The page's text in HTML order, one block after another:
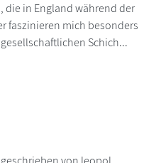
die in England während der
faszinieren mich besonders
Schich...